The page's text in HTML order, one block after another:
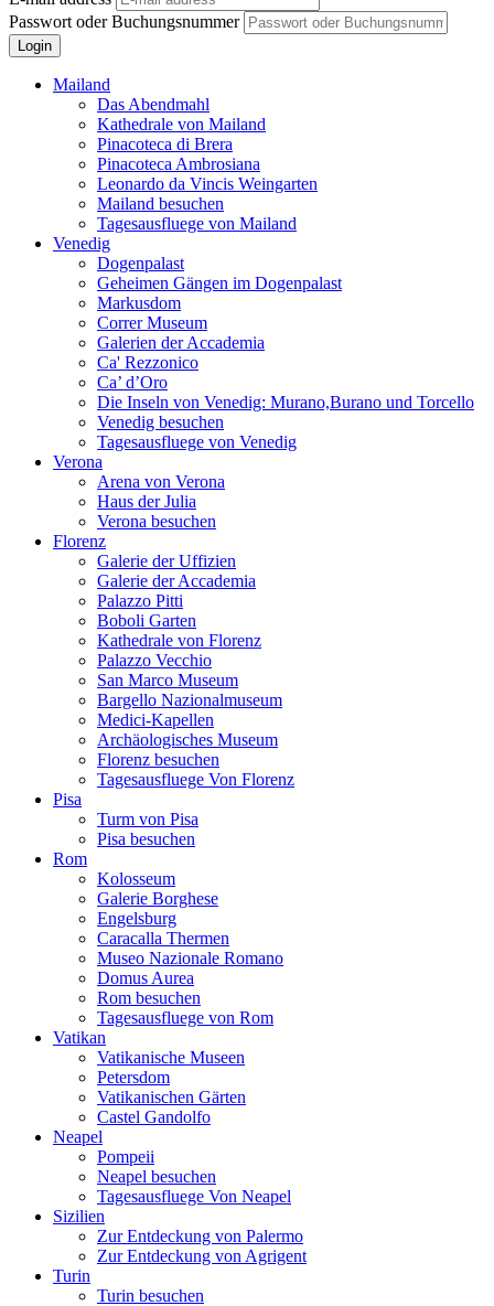
Passwort oder Buchungsnummer
Login
Mailand
Das Abendmahl
Kathedrale von Mailand
Pinacoteca di Brera
Pinacoteca Ambrosiana
Leonardo da Vincis Weingarten
Mailand besuchen
Tagesausfluege von Mailand
Venedig
Dogenpalast
Geheimen Gängen im Dogenpalast
Markusdom
Correr Museum
Galerien der Accademia
Ca' Rezzonico
Ca’ d’Oro
Die Inseln von Venedig: Murano,Burano und Torcello
Venedig besuchen
Tagesausfluege von Venedig
Verona
Arena von Verona
Haus der Julia
Verona besuchen
Florenz
Galerie der Uffizien
Galerie der Accademia
Palazzo Pitti
Boboli Garten
Kathedrale von Florenz
Palazzo Vecchio
San Marco Museum
Bargello Nazionalmuseum
Medici-Kapellen
Archäologisches Museum
Florenz besuchen
Tagesausfluege Von Florenz
Pisa
Turm von Pisa
Pisa besuchen
Rom
Kolosseum
Galerie Borghese
Engelsburg
Caracalla Thermen
Museo Nazionale Romano
Domus Aurea
Rom besuchen
Tagesausfluege von Rom
Vatikan
Vatikanische Museen
Petersdom
Vatikanischen Gärten
Castel Gandolfo
Neapel
Pompeii
Neapel besuchen
Tagesausfluege Von Neapel
Sizilien
Zur Entdeckung von Palermo
Zur Entdeckung von Agrigent
Turin
Turin besuchen